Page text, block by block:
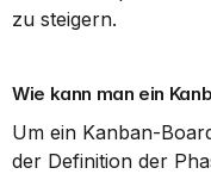
zu steigern.
Wie kann man ein
Um ein Kanban-
der Definition der